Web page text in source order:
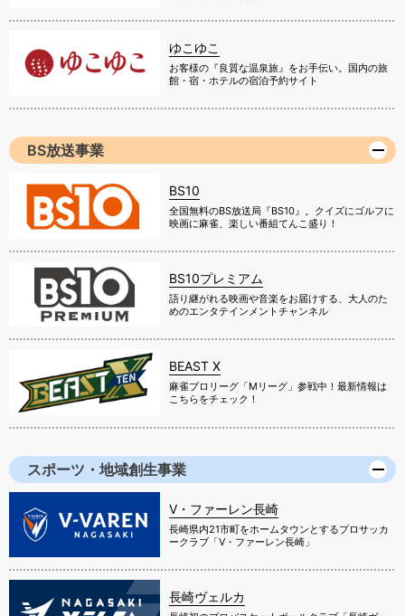
ゆこゆこ
お客様の『良質な温泉旅』をお手伝い。国内の旅
館・宿・ホテルの宿泊予約サイト
BS放送事業
BS10
全国無料のBS放送局『BS10』。クイズにゴルフに
映画に麻雀、楽しい番組てんこ盛り！
BS10プレミアム
語り継がれる映画や音楽をお届けする、大人のた
めのエンタテインメントチャンネル
BEAST X
麻雀プロリーグ「Mリーグ」参戦中！最新情報は
こちらをチェック！
スポーツ・地域創生事業
V・ファーレン長崎
長崎県内21市町をホームタウンとするプロサッカ
ークラブ「V・ファーレン長崎」
長崎ヴェルカ